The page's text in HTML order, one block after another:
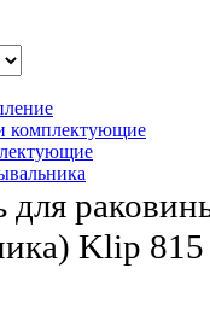
комплектующие
для
Klip 815